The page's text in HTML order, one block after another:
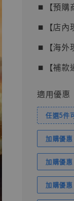
⏹︎【預購
⏹︎【店內
⏹︎【海外
⏹︎【補款
適用優惠
任選5件
加購優
加購優
加購優